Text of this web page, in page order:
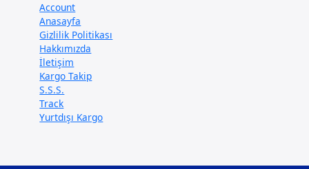
Account
Anasayfa
Gizlilik Politikası
Hakkımızda
İletişim
Kargo Takip
S.S.S.
Track
Yurtdışı Kargo